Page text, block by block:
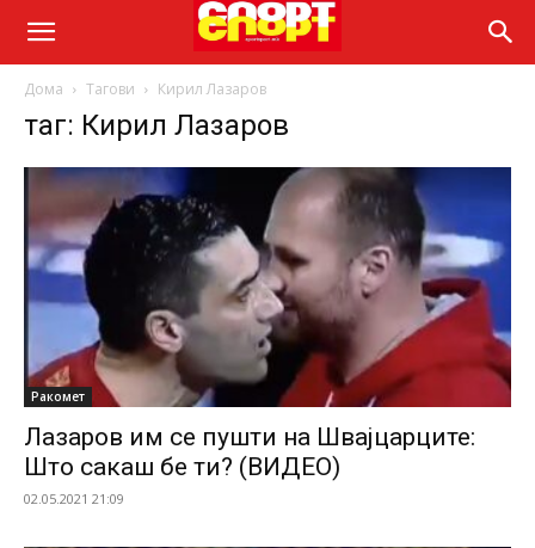
Дома Тагови Кирил Лазаров
таг: Кирил Лазаров
Ракомет
Лазаров им се пушти на Швајцарците:
Што сакаш бе ти? (ВИДЕО)
02.05.2021 21:09